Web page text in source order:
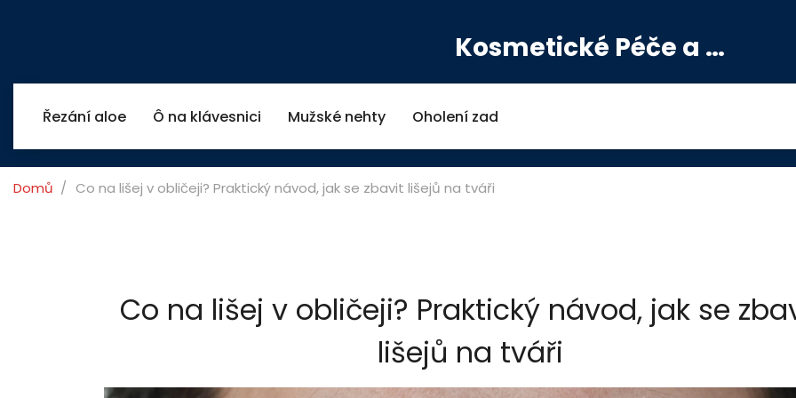
Kosmetické Péče a Výživové Doplňky
Řezání aloe Ô na klávesnici Mužské nehty Oholení zad
Domů Co na lišej v obličeji? Praktický návod, jak se zbavit lišejů na tváři
Co na lišej v obličeji? Praktický návod, jak se
lišejů na tváři